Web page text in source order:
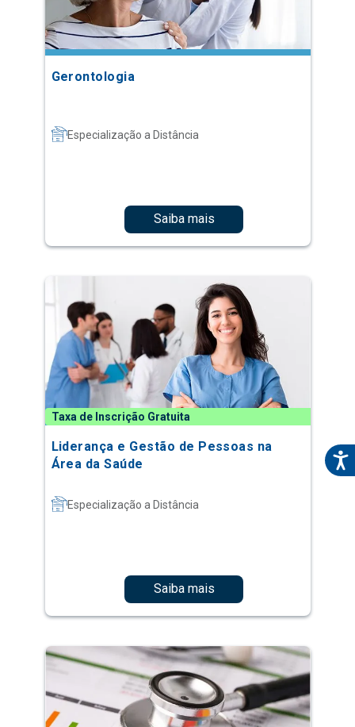
Gerontologia
Especialização a Distância
Saiba mais
Taxa de Inscrição Gratuita
Liderança e Gestão de Pessoas na
Área da Saúde
Especialização a Distância
Saiba mais